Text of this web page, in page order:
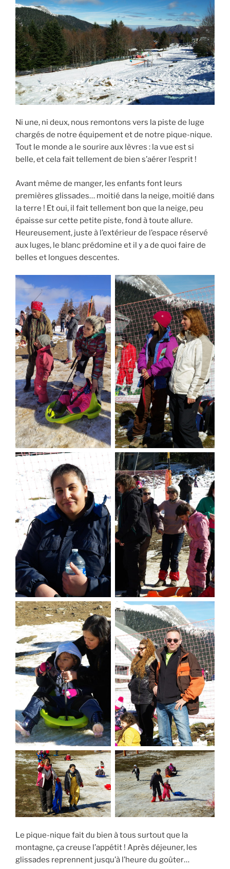
Ni une, ni deux, nous remontons vers la piste de luge
chargés de notre équipement et de notre pique-nique.
Tout le monde a le sourire aux lèvres : la vue est si
belle, et cela fait tellement de bien s’aérer l’esprit !
Avant même de manger, les enfants font leurs
premières glissades… moitié dans la neige, moitié dans
la terre ! Et oui, il fait tellement bon que la neige, peu
épaisse sur cette petite piste, fond à toute allure.
Heureusement, juste à l’extérieur de l’espace réservé
aux luges, le blanc prédomine et il y a de quoi faire de
belles et longues descentes.
Le pique-nique fait du bien à tous surtout que la
montagne, ça creuse l’appétit ! Après déjeuner, les
glissades reprennent jusqu’à l’heure du goûter…